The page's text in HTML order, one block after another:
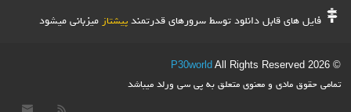
فایل های قابل دانلود توسط سرورهای قدرتمندپیشتاز میزبانی میشود
© 2026
P30world All Rights Reserved
تمامی حقوق مادی و معنوی متعلق به پی سی ورلد میباشد